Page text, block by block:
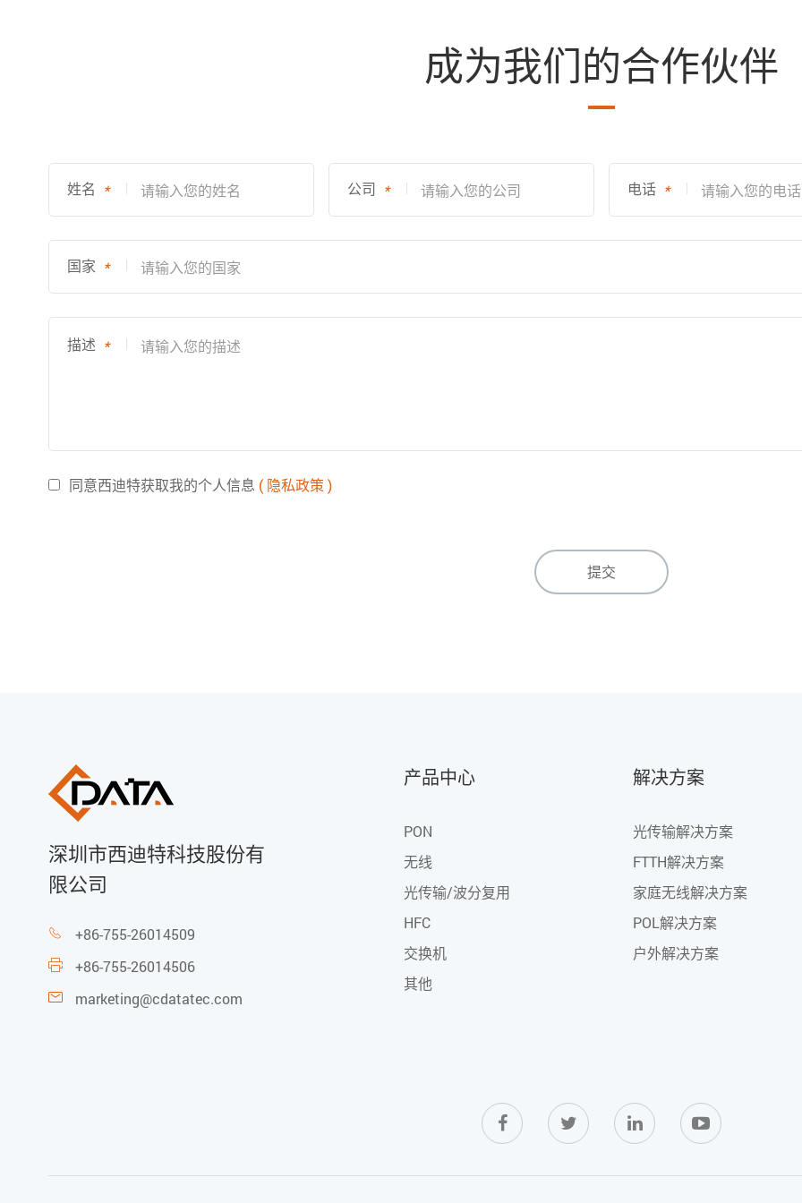
成为我们的合作伙伴
姓名 * 公司 * 电话 *
国家 *
描述 *
同意西迪特获取我的个人信息 ( 隐私政策 )
提交
深圳市西迪特科技股份有
限公司
 +86-755-26014509
 +86-755-26014506
 marketing@cdatatec.com
产品中心
PON
无线
光传输/波分复用
HFC
交换机
其他
解决方案
光传输解决方案
FTTH解决方案
家庭无线解决方案
POL解决方案
户外解决方案